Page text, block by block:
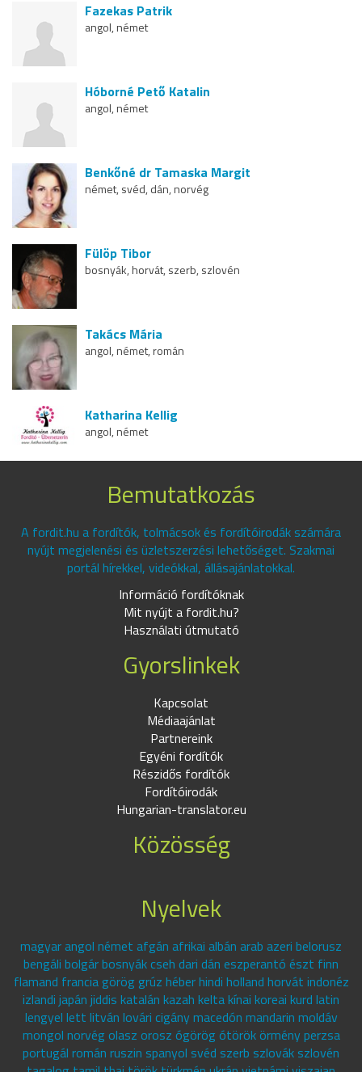
Fazekas Patrik
angol, német
Hóborné Pető Katalin
angol, német
Benkőné dr Tamaska Margit
német, svéd, dán, norvég
Fülöp Tibor
bosnyák, horvát, szerb, szlovén
Takács Mária
angol, német, román
Katharina Kellig
angol, német
Bemutatkozás
A fordit.hu a fordítók, tolmácsok és fordítóirodák számára
nyújt megjelenési és üzletszerzési lehetőséget. Szakmai
portál hírekkel, videókkal, állásajánlatokkal.
Információ fordítóknak
Mit nyújt a fordit.hu?
Használati útmutató
Gyorslinkek
Kapcsolat
Médiaajánlat
Partnereink
Egyéni fordítók
Részidős fordítók
Fordítóirodák
Hungarian-translator.eu
Közösség
Nyelvek
magyar angol német afgán afrikai albán arab azeri belorusz
bengáli bolgár bosnyák cseh dari dán eszperantó észt finn
flamand francia görög grúz héber hindi holland horvát indonéz
izlandi japán jiddis katalán kazah kelta kínai koreai kurd latin
lengyel lett litván lovári cigány macedón mandarin moldáv
mongol norvég olasz orosz ógörög ótörök örmény perzsa
portugál román ruszin spanyol svéd szerb szlovák szlovén